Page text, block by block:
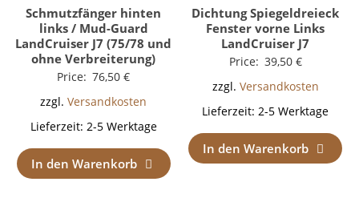
Schmutzfänger hinten
links / Mud-Guard
LandCruiser J7 (75/78 und
ohne Verbreiterung)
Price: 76,50€
zzgl.Versandkosten
Lieferzeit: 2-5 Werktage
In den Warenkorb
Dichtung Spiegeldreieck
Fenster vorne Links
LandCruiser J7
Price: 39,50 €
zzgl. Versandkosten
Lieferzeit:2-5 Werktage
In den Warenkorb